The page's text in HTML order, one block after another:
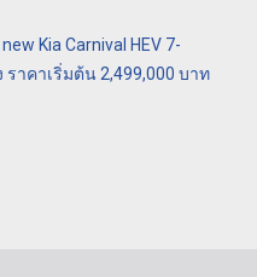
Kia Carnival HEV 7-
ราคาเริ่มต้น 2,499,000 บาท